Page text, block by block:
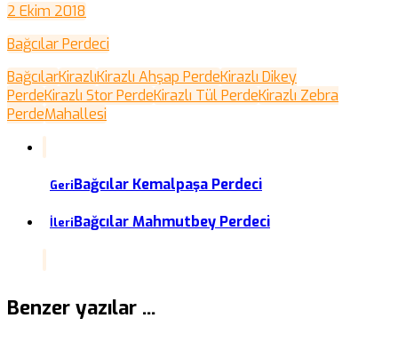
2 Ekim 2018
Bağcılar Perdeci
BağcılarKirazlıKirazlı Ahşap PerdeKirazlı Dikey
PerdeKirazlı Stor PerdeKirazlı Tül PerdeKirazlı Zebra
PerdeMahallesi
GeriBağcılar Kemalpaşa Perdeci
İleriBağcılar Mahmutbey Perdeci
Benzer yazılar ...